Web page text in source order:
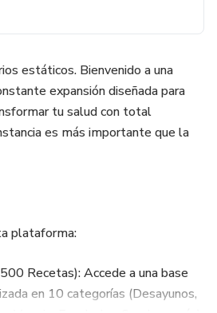
estáticos. Bienvenido a una
expansión diseñada para
tu salud con total
es más importante que la
plataforma:
Recetas): Accede a una base
en 10 categorías (Desayunos,